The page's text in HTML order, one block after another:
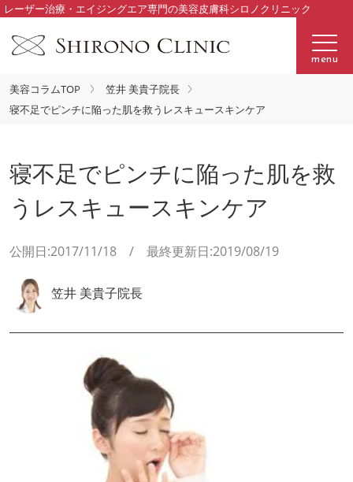
レーザー治療・エイジングエア専門の美容皮膚科シロノクリニック
menu
美容コラムTOP
笠井 美貴子院長
寝不足でピンチに陥った肌を救うレスキュースキンケア
寝不足でピンチに陥った肌を救
うレスキュースキンケア
公開日:2017/11/18 / 最終更新日:2019/08/19
笠井 美貴子院長